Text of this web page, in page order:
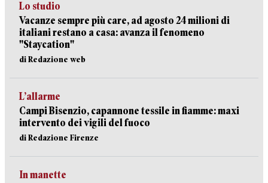
Lo studio
Vacanze sempre più care, ad agosto 24 milioni di
italiani restano a casa: avanza il fenomeno
"Staycation"
di Redazione web
L’allarme
Campi Bisenzio, capannone tessile in fiamme: maxi
intervento dei vigili del fuoco
di Redazione Firenze
In manette